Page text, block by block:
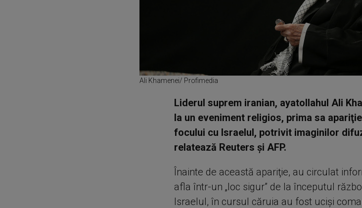
Ali Khamenei/ Profimedia
Liderul suprem iranian, ayatollahul Ali
la un eveniment religios, prima sa
focului cu Israelul, potrivit imaginilor
relatează Reuters şi AFP.
Înainte de această apariţie, au circulat
afla într-un „loc sigur” de la începutul
Israelul, în cursul căruia au fost ucişi